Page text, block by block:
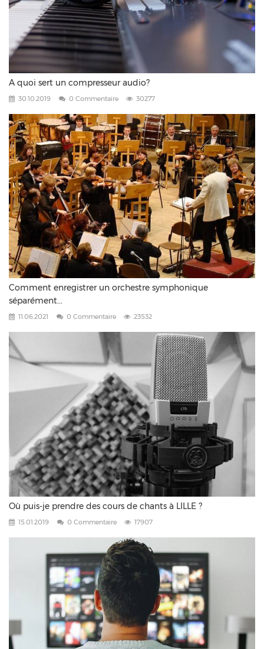
A quoi sert un compresseur audio?
30.10.2019 0 Commentaire 30277
Comment enregistrer un orchestre symphonique
séparément...
11.06.2021 0 Commentaire 23532
Où puis-je prendre des cours de chants à LILLE ?
15.01.2019 0 Commentaire 17907